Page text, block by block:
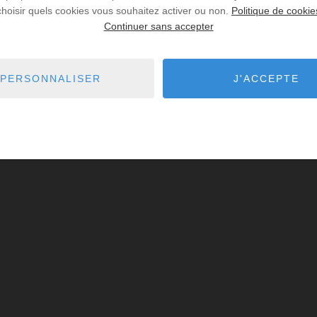
quels cookies vous souhaitez activer ou non. Politique de
Continuer sans accepter
PERSONNALISER J'ACCEPTE